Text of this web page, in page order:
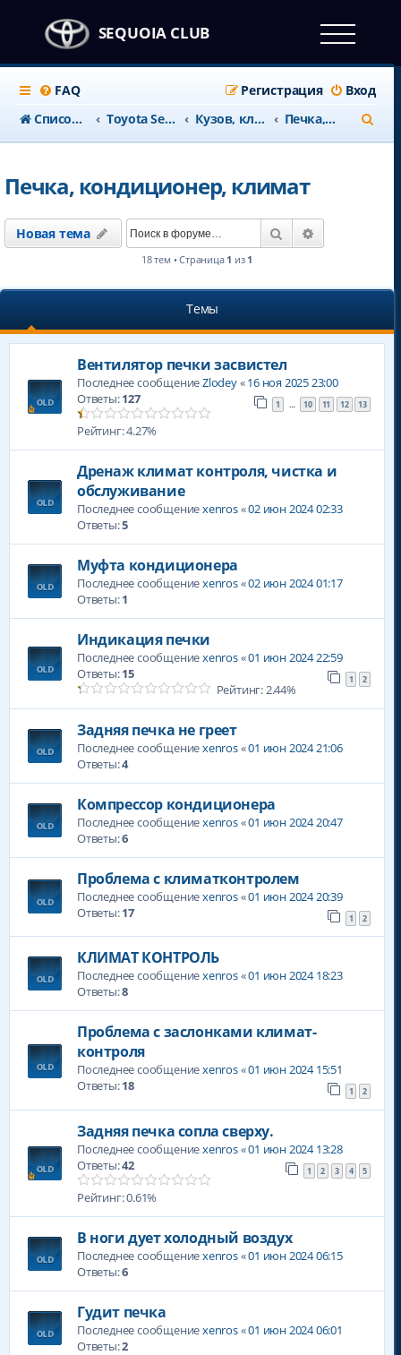
SEQUOIA CLUB
FAQ Вход
Регистрация
Список форумов
Тоyota Sequoia c 2008 года Кузов, климат и салон Печка, кондиционер, климат
о
Печка, кондиционер, климат
Новая тема Поиск
18 тем • Страница 1 из 1
Темы
Вентилятор печки засвистел
Последнее сообщениеZlodey«16 ноя 2025 23:00
Ответы:127 1 … 10 11 12 13
Рейтинг: 4.27%
Дренаж климат контроля, чистка и
обслуживание
Последнее сообщениеxenros«02 июн 2024 02:33
Ответы:5
Муфта кондиционера
Последнее сообщениеxenros«02 июн 2024 01:17
Ответы:1
Индикация печки
Последнее сообщениеxenros«01 июн 2024 22:59
Ответы:15 1 2
Рейтинг: 2.44%
Задняя печка не греет
Последнее сообщениеxenros«01 июн 2024 21:06
Ответы:4
Компрессор кондиционера
Последнее сообщениеxenros«01 июн 2024 20:47
Ответы:6
Проблема с климатконтролем
Последнее сообщениеxenros«01 июн 2024 20:39
Ответы:17 1 2
КЛИМАТ КОНТРОЛЬ
Последнее сообщениеxenros«01 июн 2024 18:23
Ответы:8
Проблема с заслонками климат-
контроля
Последнее сообщениеxenros«01 июн 2024 15:51
Ответы:18 1 2
Задняя печка сопла сверху.
Последнее сообщениеxenros«01 июн 2024 13:28
Ответы:42 1 2 3 4 5
Рейтинг: 0.61%
В ноги дует холодный воздух
Последнее сообщениеxenros«01 июн 2024 06:15
Ответы:6
Гудит печка
Последнее сообщениеxenros«01 июн 2024 06:01
Ответы:2